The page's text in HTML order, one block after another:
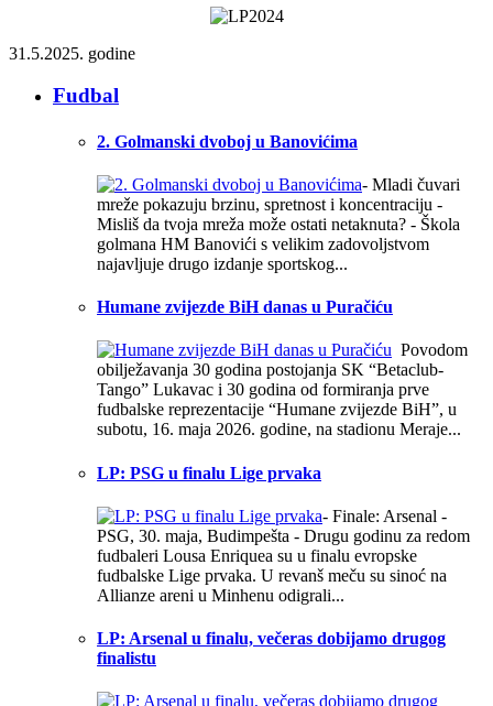
31.5.2025. godine
Fudbal
2. Golmanski dvoboj u Banovićima
- Mladi čuvari
mreže pokazuju brzinu, spretnost i koncentraciju -
Misliš da tvoja mreža može ostati netaknuta? - Škola
golmana HM Banovići s velikim zadovoljstvom
najavljuje drugo izdanje sportskog...
Humane zvijezde BiH danas u Puračiću
Povodom
obilježavanja 30 godina postojanja SK “Betaclub-
Tango” Lukavac i 30 godina od formiranja prve
fudbalske reprezentacije “Humane zvijezde BiH”, u
subotu, 16. maja 2026. godine, na stadionu Meraje...
LP: PSG u finalu Lige prvaka
- Finale: Arsenal -
PSG, 30. maja, Budimpešta - Drugu godinu za redom
fudbaleri Lousa Enriquea su u finalu evropske
fudbalske Lige prvaka. U revanš meču su sinoć na
Allianze areni u Minhenu odigrali...
LP: Arsenal u finalu, večeras dobijamo drugog
finalistu